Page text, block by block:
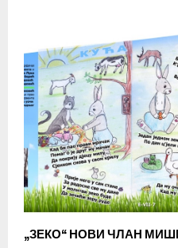
„ЗЕКО“ НОВИ ЧЛАН